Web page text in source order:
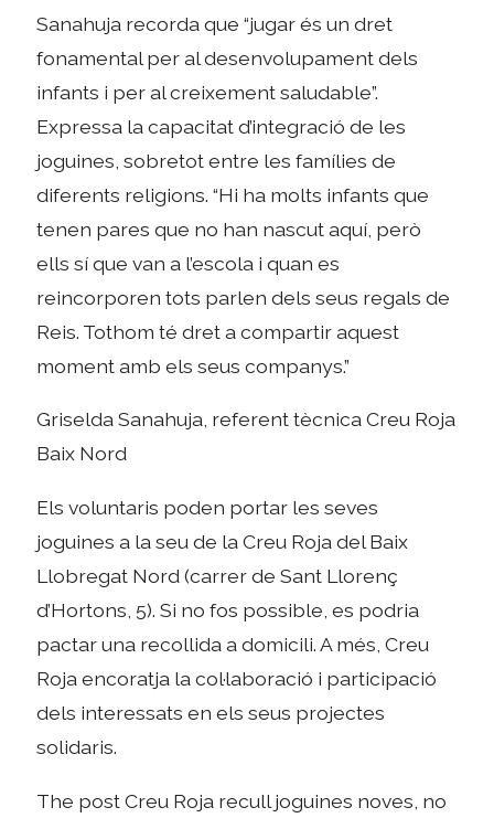
Sanahuja recorda que “jugar és un dret
fonamental per al desenvolupament dels
infants i per al creixement saludable”.
Expressa la capacitat d’integració de les
joguines, sobretot entre les famílies de
diferents religions. “Hi ha molts infants que
tenen pares que no han nascut aquí, però
ells sí que van a l’escola i quan es
reincorporen tots parlen dels seus regals de
Reis. Tothom té dret a compartir aquest
moment amb els seus companys.”
Griselda Sanahuja, referent tècnica Creu Roja
Baix Nord
Els voluntaris poden portar les seves
joguines a la seu de la Creu Roja del Baix
Llobregat Nord (carrer de Sant Llorenç
d’Hortons, 5). Si no fos possible, es podria
pactar una recollida a domicili. A més, Creu
Roja encoratja la col·laboració i participació
dels interessats en els seus projectes
solidaris.
The post Creu Roja recull joguines noves, no